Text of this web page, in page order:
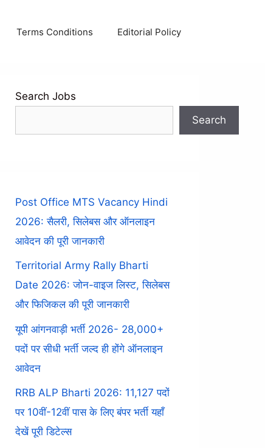
Terms Conditions Editorial Policy
Search Jobs
Search
Post Office MTS Vacancy Hindi
2026: सैलरी, सिलेबस और ऑनलाइन
आवेदन की पूरी जानकारी
Territorial Army Rally Bharti
Date 2026: जोन-वाइज लिस्ट, सिलेबस
और फिजिकल की पूरी जानकारी
यूपी आंगनवाड़ी भर्ती 2026- 28,000+
पदों पर सीधी भर्ती जल्द ही होंगे ऑनलाइन
आवेदन
RRB ALP Bharti 2026: 11,127 पदों
पर 10वीं-12वीं पास के लिए बंपर भर्ती यहाँ
देखें पूरी डिटेल्स